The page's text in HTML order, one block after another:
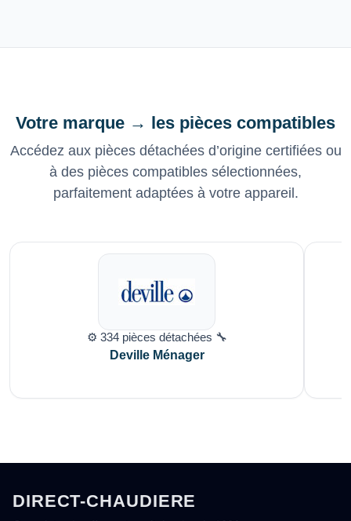
Votre marque → les pièces compatibles
Accédez aux pièces détachées d’origine certifiées ou
à des pièces compatibles sélectionnées,
parfaitement adaptées à votre appareil.
⚙️ 334 pièces détachées 🔧
Deville Ménager
DIRECT-CHAUDIERE